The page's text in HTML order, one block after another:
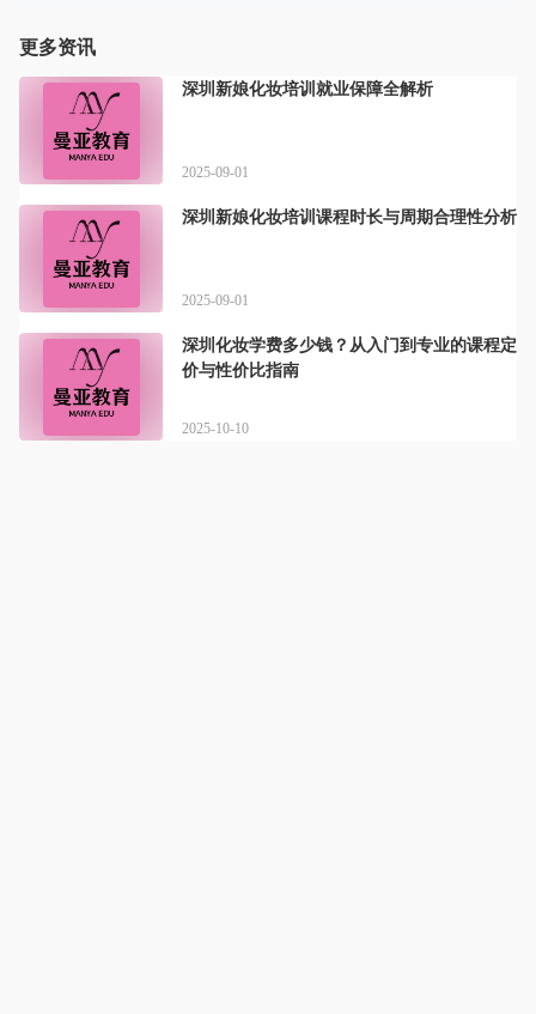
更多资讯
深圳新娘化妆培训就业保障全解析
2025-09-01
深圳新娘化妆培训课程时长与周期合理性分析
2025-09-01
深圳化妆学费多少钱？从入门到专业的课程定
价与性价比指南
2025-10-10